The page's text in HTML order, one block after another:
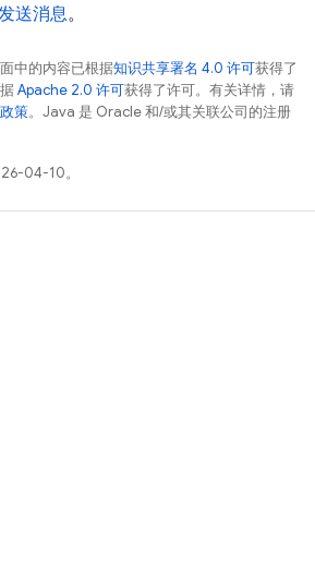
送消息。
中的内容已根据知识共享署名 4.0 许可获得了
Apache 2.0 许可获得了许可。有关详情，请
策。Java 是 Oracle 和/或其关联公司的注册
04-10。